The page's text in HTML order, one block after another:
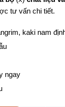
tư vấn chi tiết.
kaki nam
ngay